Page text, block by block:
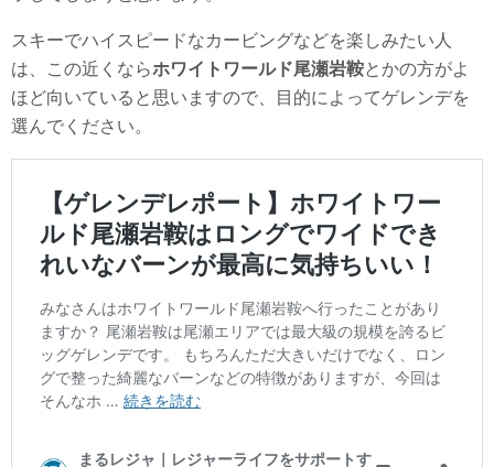
スキーでハイスピードなカービングなどを楽しみたい人
は、この近くならホワイトワールド尾瀬岩鞍とかの方がよ
ほど向いていると思いますので、目的によってゲレンデを
選んでください。